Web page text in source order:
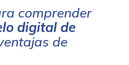
comprender
digital de
de